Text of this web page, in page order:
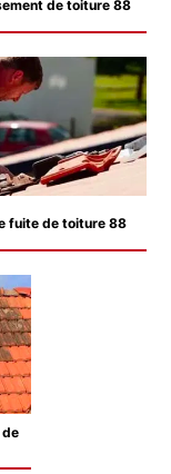
de toiture 88
fuite de toiture 88